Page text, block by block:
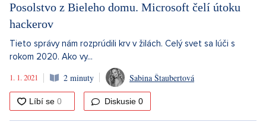
Posolstvo z Bieleho domu. Microsoft čelí útoku
hackerov
Tieto správy nám rozprúdili krv v žilách. Celý svet sa lúči s
rokom 2020. Ako vy...
1. 1. 2021
2 minuty Sabina Štaubertová
Diskusie 0